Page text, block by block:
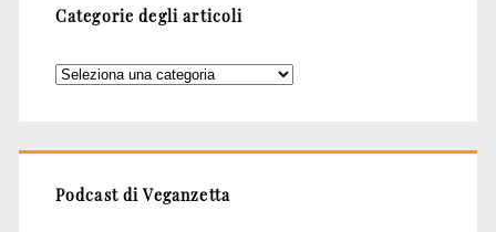
Categorie degli articoli
Categorie
Podcast di Veganzetta